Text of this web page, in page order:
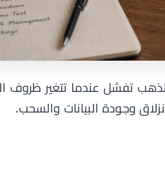
تفشل عندما تتغير ظروف
وجودة البيانات والسحب.